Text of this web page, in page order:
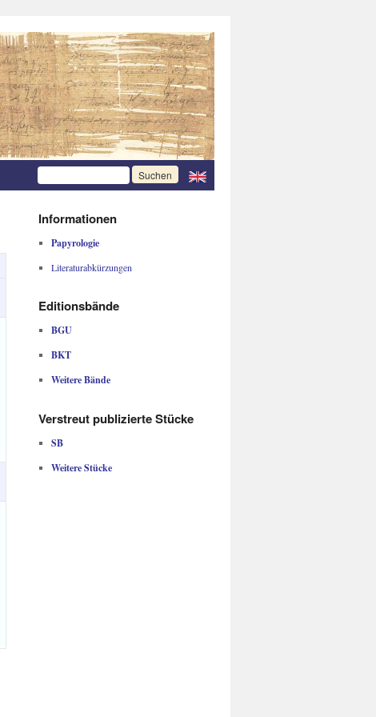
Informationen
Papyrologie
Literaturabkürzungen
Editionsbände
BGU
BKT
Weitere Bände
Verstreut publizierte Stücke
SB
Weitere Stücke